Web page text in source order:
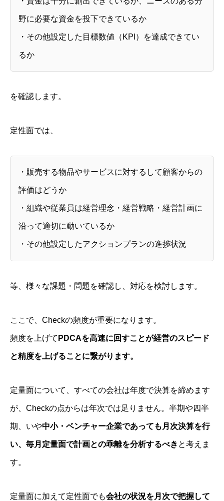
野に必要な資金を投下できているか
・その他設定した目標数値（KPI）を達成できてい
るか
を確認します。
定性面では、
・販売する物品やサービスに対するして顧客からの
評価はどうか
・組織や従業員は経営理念・経営戦略・経営計画に
沿って適切に動いているか
・その他設定したアクションプランの進捗状況
等、様々な課題・問題を確認し、対応を検討します。
ここで、Checkの頻度が重要になります。
頻度を上げて PDCAを高速に回すことが経営のスピード
と精度を上げることに繋がります。
定量面について、すべての会社は年度で決算を締めます
が、Checkの点からは年次では足りません。半期や四半
期、いや中小・ベンチャー企業であっても月次決算を行
い、毎月定量面で計画との乖離を分析するべき と考えま
す。
定量面に加えて定性面でも会社の状況を月次で把握して